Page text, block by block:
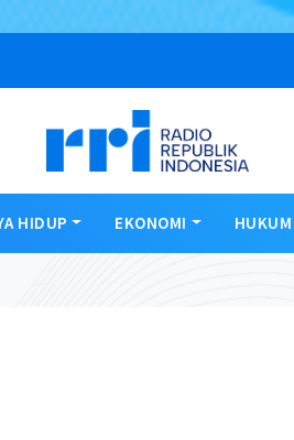
HIDUP EKONOMI HUKUM